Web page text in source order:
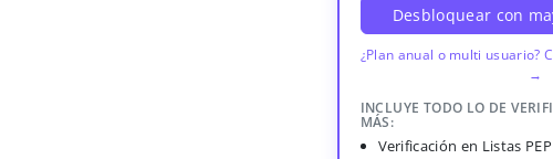
Desbloquear con
¿Plan anual o multi usuario?
→
INCLUYE TODO LO DE
MÁS:
Verificación en Listas